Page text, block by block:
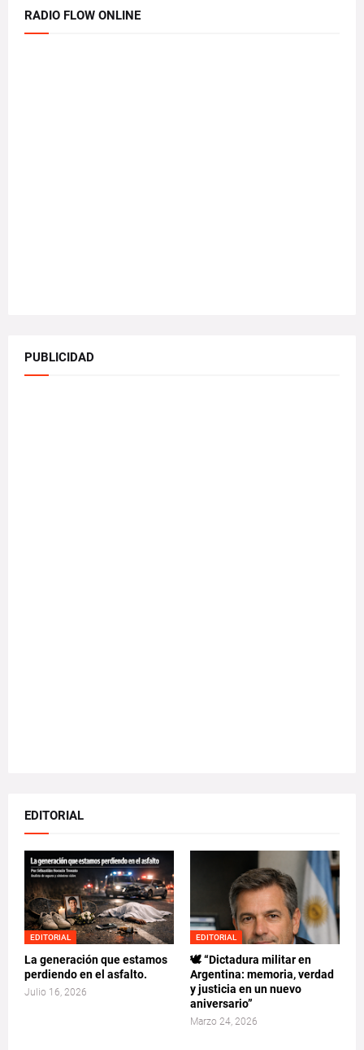
RADIO FLOW ONLINE
PUBLICIDAD
EDITORIAL
EDITORIAL
La generación que estamos
perdiendo en el asfalto.
Julio 16, 2026
EDITORIAL
🕊️ “Dictadura militar en
Argentina: memoria, verdad
y justicia en un nuevo
aniversario”
Marzo 24, 2026